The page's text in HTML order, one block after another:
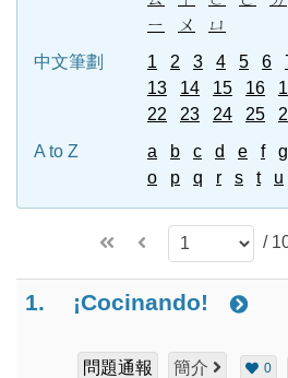
ㄧ
ㄨ
ㄩ
中文筆劃
1 2 3 4 5 6
13
14 15 16
22
23 24 25
A to Z
a b c d e f g
o
p q r s t u
/
1. ¡Cocinando!
問題通報 簡介 0